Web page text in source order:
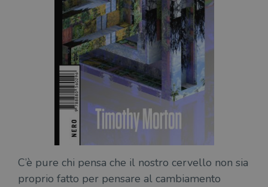
C’è pure chi pensa che il nostro cervello non sia
proprio fatto per pensare al cambiamento